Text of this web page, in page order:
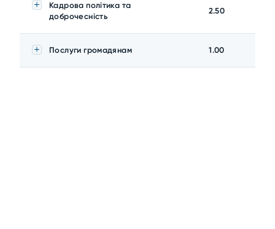
Кадрова політика та
доброчесність
2.50
Послуги громадянам 1.00